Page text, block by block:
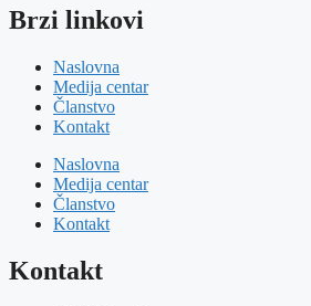
Brzi linkovi
Naslovna
Medija centar
Članstvo
Kontakt
Naslovna
Medija centar
Članstvo
Kontakt
Kontakt